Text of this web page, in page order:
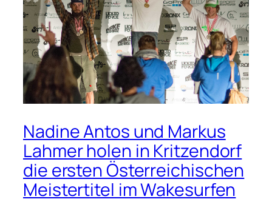
Nadine Antos und Markus
Lahmer holen in Kritzendorf
die ersten Österreichischen
Meistertitel im Wakesurfen